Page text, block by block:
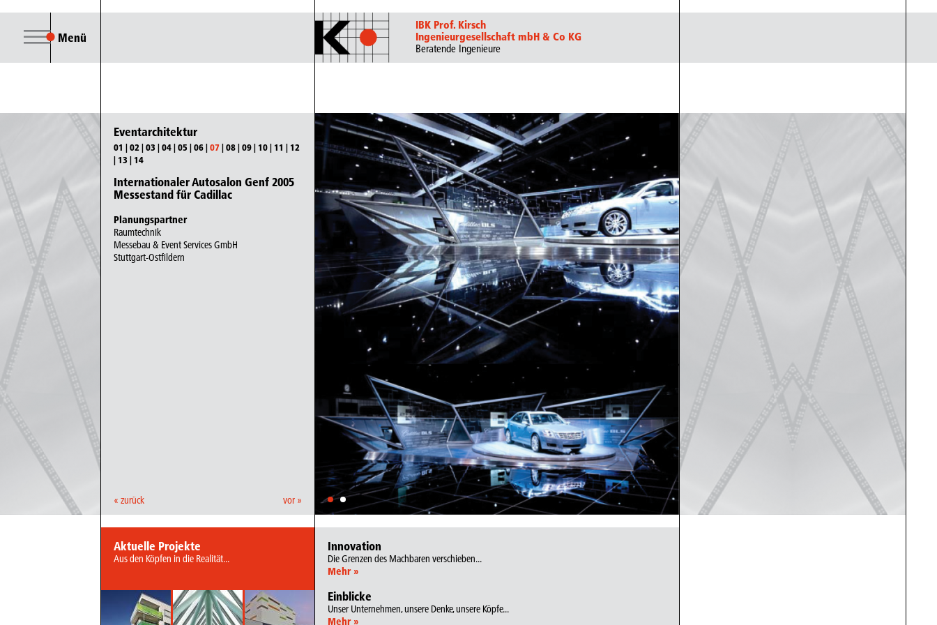
Menü
Eventarchitektur
01 |02 |03 |04|05 |06|07 |08|09|10|11 |12
|13 |14
Internationaler Autosalon Genf 2005
Messestand für Cadillac
Planungspartner
Raumtechnik
Messebau & Event Services GmbH
Stuttgart-Ostfildern
« zurück vor »
Aktuelle Projekte
Aus den Köpfen in die Realität...
IBK Prof. Kirsch
Ingenieurgesellschaft mbH & Co KG
Beratende Ingenieure
Innovation
Die Grenzen des Machbaren verschieben...
Mehr »
Einblicke
Unser Unternehmen, unsere Denke, unsere Köpfe...
Mehr »